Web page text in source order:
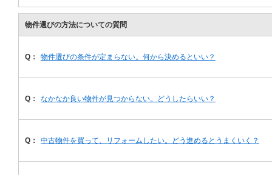
物件選びの方法についての質問
Q： 物件選びの条件が定まらない。何から決めるといい？
Q： なかなか良い物件が見つからない。どうしたらいい？
Q： 中古物件を買って、リフォームしたい。どう進めるとうまくいく？